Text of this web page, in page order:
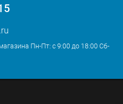
Пн-Пт: с 9:00 до 18:00 Сб-